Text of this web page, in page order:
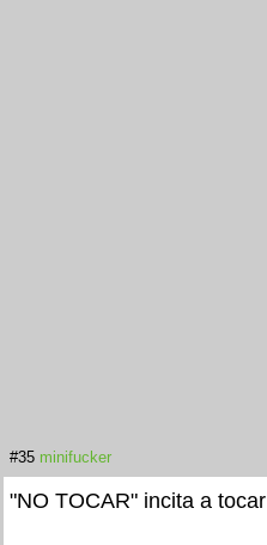
#35 minifucker
"NO TOCAR" incita a tocar